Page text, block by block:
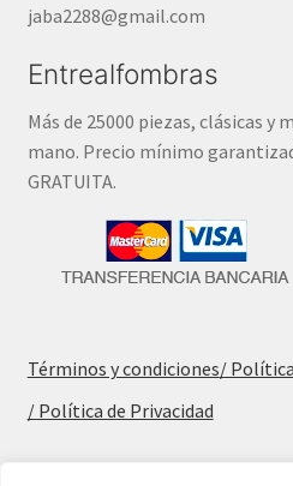
jaba2288@gmail.com
Entrealfombras
Más de 25000 piezas, clásicas y
mano. Precio mínimo
GRATUITA.
Términos y condiciones/
/ Política de Privacidad